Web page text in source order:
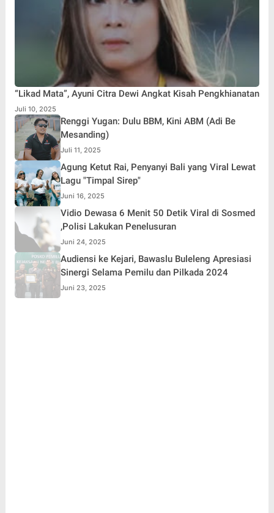
“Likad Mata”, Ayuni Citra Dewi Angkat Kisah Pengkhianatan
Juli 10, 2025
Renggi Yugan: Dulu BBM, Kini ABM (Adi Be
Mesanding)
Juli 11, 2025
Agung Ketut Rai, Penyanyi Bali yang Viral Lewat
Lagu "Timpal Sirep"
Juni 16, 2025
Vidio Dewasa 6 Menit 50 Detik Viral di Sosmed
,Polisi Lakukan Penelusuran
Juni 24, 2025
Audiensi ke Kejari, Bawaslu Buleleng Apresiasi
Sinergi Selama Pemilu dan Pilkada 2024
Juni 23, 2025